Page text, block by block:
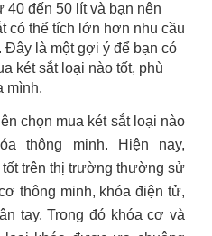
40 đến 50 lít và bạn nên
có thể tích lớn hơn nhu cầu
Đây là một gợi ý để bạn có
két sắt loại nào tốt, phù
mình.
chọn mua két sắt loại nào
thông minh.
Hiện nay,
tốt trên thị trường thường sử
thông minh, khóa điện tử,
tay.Trong đó khóa cơ và